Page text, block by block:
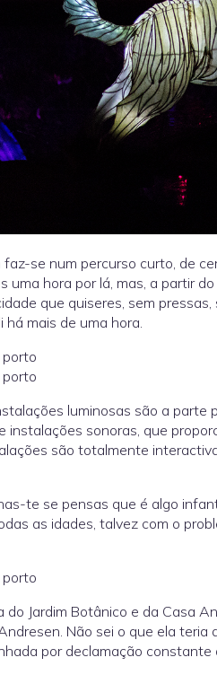
faz-se num percurso curto, de
uma hora por lá, mas, a partir
que quiseres, sem
há mais de uma hora.
luminosas são a parte
instalações sonoras, que
são totalmente
te se pensas que é algo
as idades, talvez com o
do Jardim Botânico e da Casa
Não sei o que ela
por declamação constante